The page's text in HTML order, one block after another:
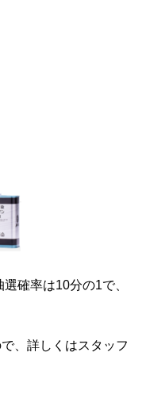
確率は10分の1で、
、詳しくはスタッフ